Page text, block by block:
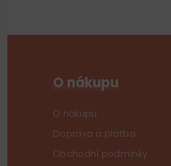
O nákupu
O nákupu
Doprava a platba
Obchodní podmínky